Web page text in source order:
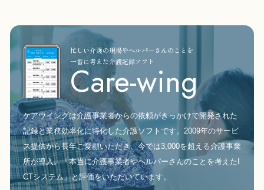
Care-wing
忙しい介護の現場やヘルパーさんのことを
一番に考えた介護記録ソフト
ケアウイングは介護事業者からの依頼がきっかけで開発された
記録と業務効率化に特化した介護ソフトです。2009年のサービ
ス提供から長年ご愛顧いただき、今では3,000を超える介護事業
所が導入。「本当に介護事業者やヘルパーさんのことを考えたI
CTシステム」と評価をいただいています。